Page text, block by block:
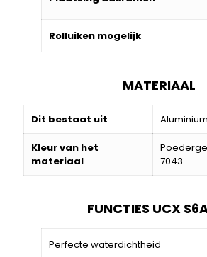
Rolluiken mogelijk
MATERIAAL
Dit bestaat uit Aluminium
Kleur van het
materiaal
7043
FUNCTIES UCX
Perfecte waterdichtheid